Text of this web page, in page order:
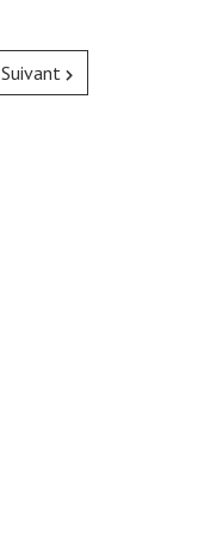
Suivant